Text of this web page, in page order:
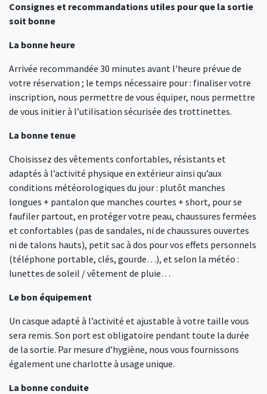
Consignes et recommandations utiles pour que la sortie
soit bonne
La bonne heure
Arrivée recommandée 30 minutes avant l'heure prévue de
votre réservation ; le temps nécessaire pour : finaliser votre
inscription, nous permettre de vous équiper, nous permettre
de vous initier à l’utilisation sécurisée des trottinettes.
La bonne tenue
Choisissez des vêtements confortables, résistants et
adaptés à l’activité physique en extérieur ainsi qu’aux
conditions météorologiques du jour : plutôt manches
longues + pantalon que manches courtes + short, pour se
faufiler partout, en protéger votre peau, chaussures fermées
et confortables (pas de sandales, ni de chaussures ouvertes
ni de talons hauts), petit sac à dos pour vos effets personnels
(téléphone portable, clés, gourde…), et selon la météo :
lunettes de soleil / vêtement de pluie…
Le bon équipement
Un casque adapté à l’activité et ajustable à votre taille vous
sera remis. Son port est obligatoire pendant toute la durée
de la sortie. Par mesure d’hygiène, nous vous fournissons
également une charlotte à usage unique.
La bonne conduite